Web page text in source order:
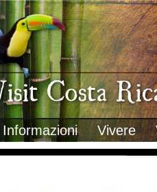
Visit Costa Rica
Informazioni Vivere
Clima
Geografia
Informazioni Geografiche
Letteratura e cultura
Gastronomia
Lo sapevi che
Musica
Natura
Storia
Trasporti Interni